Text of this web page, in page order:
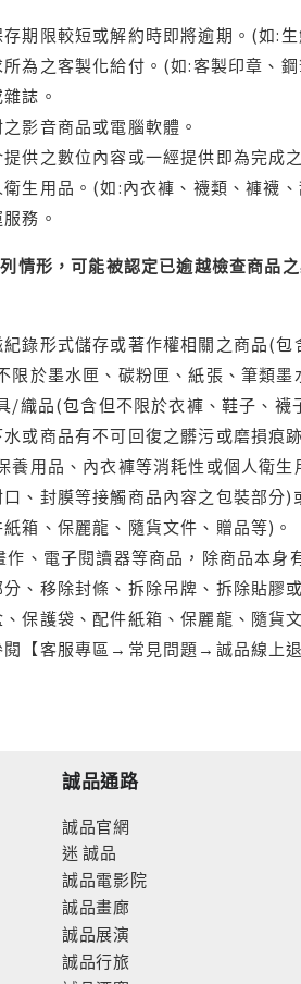
期限較短或解約時即將逾期。(如:
為之客製化給付。(如:客製印章、
誌。
影音商品或電腦軟體。
供之數位內容或一經提供即為完成
生用品。(如:內衣褲、襪類、褲襪
務。
情形，可能被認定已逾越檢查商品
錄形式儲存或著作權相關之商品(
限於墨水匣、碳粉匣、紙張、筆類
/織品(包含但不限於衣褲、鞋子、
或商品有不可回復之髒污或磨損痕
養用品、內衣褲等消耗性或個人衛
、封膜等接觸商品內容之包裝部
箱、保麗龍、隨貨文件、贈品等)。
作、電子閱讀器等商品，除商品本
、移除封條、拆除吊牌、拆除貼
保護袋、配件紙箱、保麗龍、隨貨
閱【客服專區→常見問題→誠品線上
誠品通路
誠品官網
迷 誠品
誠品電影院
誠品畫廊
誠品展演
誠品行旅